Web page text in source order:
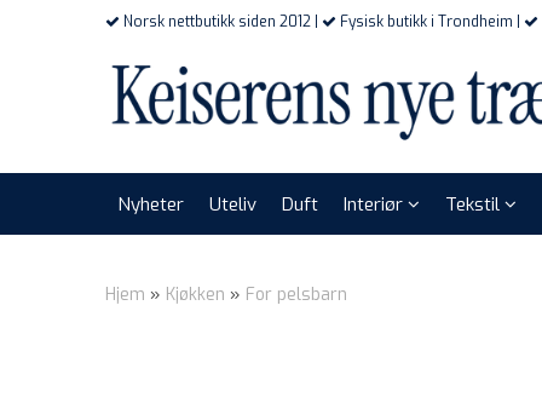
Norsk nettbutikk siden 2012 | Fysisk butikk i Trondheim |
Nyheter Uteliv Duft Interiør Tekstil
Hjem » Kjøkken » For pelsbarn